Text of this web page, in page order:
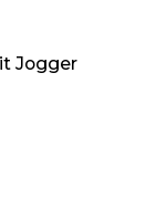
Jogger